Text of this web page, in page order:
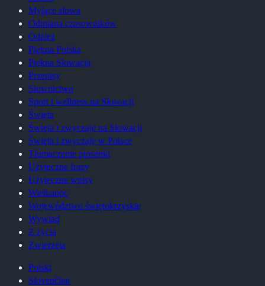
Mylące słowa
Odmiana czasowników
Odzież
Piękna Polska
Piękna Słowacja
Przepisy
Słownictwo
Sport i wellness na Słowacji
Święta
Święta i zwyczaje na Słowacji
Święta i zwyczaje w Polsce
Tłumaczenie piosenki
Użyteczne frazy
Użyteczne wpisy
Wielkanoc
Województwo świętokrzyskie
Wywiad
Z życia
Zwierzęta
Polski
Slovenčina